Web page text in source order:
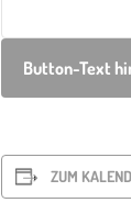
Button-Text
ZUM